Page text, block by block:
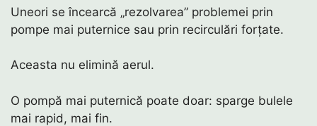
Uneori se încearcă „rezolvarea” problemei prin
pompe mai puternice sau prin recirculări forțate.
Aceasta nu elimină aerul.
O pompă mai puternică poate doar: sparge bulele
mai rapid, mai fin.